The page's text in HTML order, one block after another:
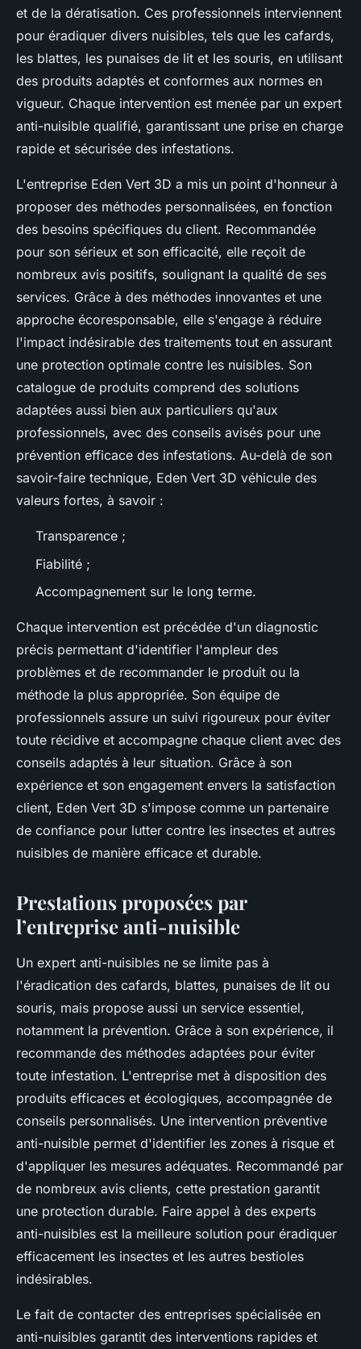
et de la dératisation. Ces professionnels interviennent
pour éradiquer divers nuisibles, tels que les cafards,
les blattes, les punaises de lit et les souris, en utilisant
des produits adaptés et conformes aux normes en
vigueur. Chaque intervention est menée par un expert
anti-nuisible qualifié, garantissant une prise en charge
rapide et sécurisée des infestations.
L'entreprise Eden Vert 3D a mis un point d'honneur à
proposer des méthodes personnalisées, en fonction
des besoins spécifiques du client. Recommandée
pour son sérieux et son efficacité, elle reçoit de
nombreux avis positifs, soulignant la qualité de ses
services. Grâce à des méthodes innovantes et une
approche écoresponsable, elle s'engage à réduire
l'impact indésirable des traitements tout en assurant
une protection optimale contre les nuisibles. Son
catalogue de produits comprend des solutions
adaptées aussi bien aux particuliers qu'aux
professionnels, avec des conseils avisés pour une
prévention efficace des infestations. Au-delà de son
savoir-faire technique, Eden Vert 3D véhicule des
valeurs fortes, à savoir :
Transparence ;
Fiabilité ;
Accompagnement sur le long terme.
Chaque intervention est précédée d'un diagnostic
précis permettant d'identifier l'ampleur des
problèmes et de recommander le produit ou la
méthode la plus appropriée. Son équipe de
professionnels assure un suivi rigoureux pour éviter
toute récidive et accompagne chaque client avec des
conseils adaptés à leur situation. Grâce à son
expérience et son engagement envers la satisfaction
client, Eden Vert 3D s'impose comme un partenaire
de confiance pour lutter contre les insectes et autres
nuisibles de manière efficace et durable.
Prestations proposées par
l’entreprise anti-nuisible
Un expert anti-nuisibles ne se limite pas à
l'éradication des cafards, blattes, punaises de lit ou
souris, mais propose aussi un service essentiel,
notamment la prévention. Grâce à son expérience, il
recommande des méthodes adaptées pour éviter
toute infestation. L'entreprise met à disposition des
produits efficaces et écologiques, accompagnée de
conseils personnalisés. Une intervention préventive
anti-nuisible permet d'identifier les zones à risque et
d'appliquer les mesures adéquates. Recommandé par
de nombreux avis clients, cette prestation garantit
une protection durable. Faire appel à des experts
anti-nuisibles est la meilleure solution pour éradiquer
efficacement les insectes et les autres bestioles
indésirables.
Le fait de contacter des entreprises spécialisée en
anti-nuisibles garantit des interventions rapides et